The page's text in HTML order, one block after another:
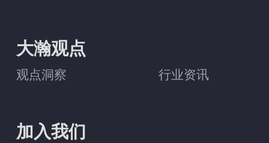
大瀚观点
观点洞察 行业资讯
加入我们